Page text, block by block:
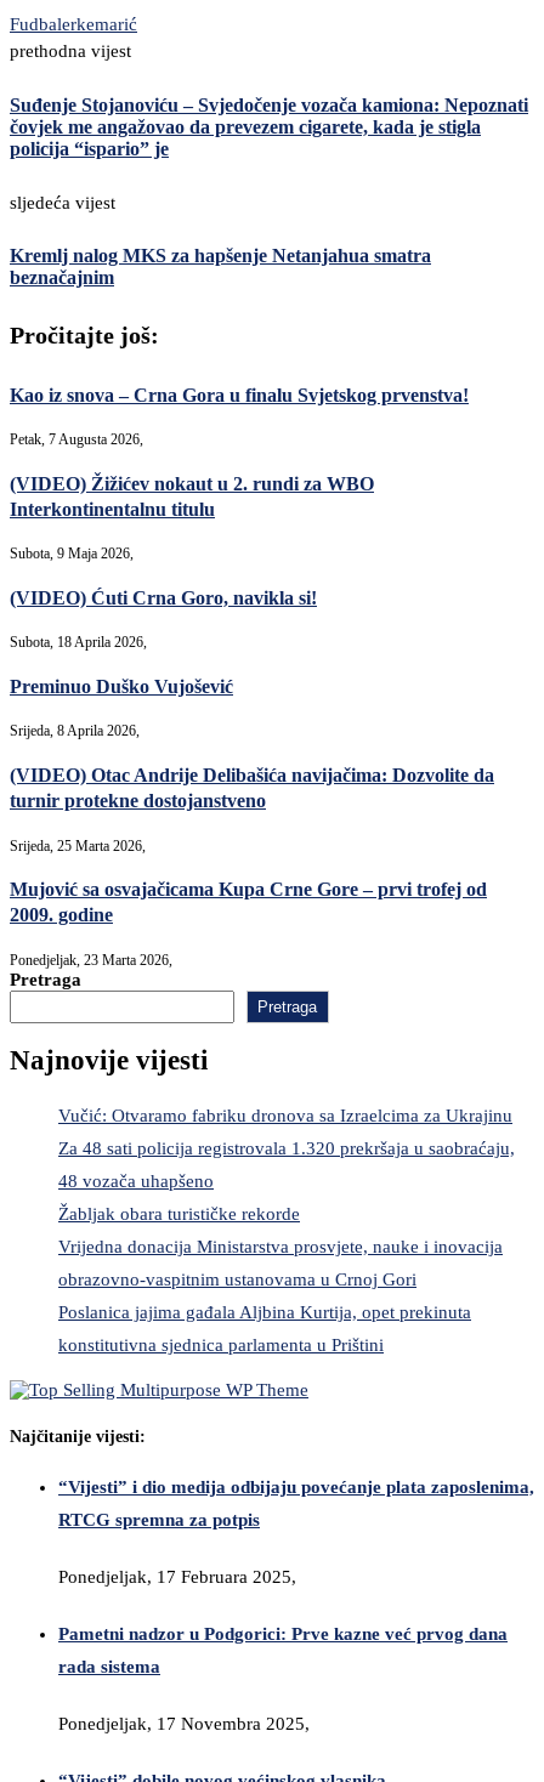
Fudbalerkemarić
prethodna vijest
Suđenje Stojanoviću – Svjedočenje vozača kamiona: Nepoznati
čovjek me angažovao da prevezem cigarete, kada je stigla
policija “ispario” je
sljedeća vijest
Kremlj nalog MKS za hapšenje Netanjahua smatra
beznačajnim
Pročitajte još:
Kao iz snova – Crna Gora u finalu Svjetskog prvenstva!
Petak, 7 Augusta 2026,
(VIDEO) Žižićev nokaut u 2. rundi za WBO
Interkontinentalnu titulu
Subota, 9 Maja 2026,
(VIDEO) Ćuti Crna Goro, navikla si!
Subota, 18 Aprila 2026,
Preminuo Duško Vujošević
Srijeda, 8 Aprila 2026,
(VIDEO) Otac Andrije Delibašića navijačima: Dozvolite da
turnir protekne dostojanstveno
Srijeda, 25 Marta 2026,
Mujović sa osvajačicama Kupa Crne Gore – prvi trofej od
2009. godine
Ponedjeljak, 23 Marta 2026,
Pretraga
Pretraga
Najnovije vijesti
Vučić: Otvaramo fabriku dronova sa Izraelcima za Ukrajinu
Za 48 sati policija registrovala 1.320 prekršaja u saobraćaju,
48 vozača uhapšeno
Žabljak obara turističke rekorde
Vrijedna donacija Ministarstva prosvjete, nauke i inovacija
obrazovno-vaspitnim ustanovama u Crnoj Gori
Poslanica jajima gađala Aljbina Kurtija, opet prekinuta
konstitutivna sjednica parlamenta u Prištini
Najčitanije vijesti:
“Vijesti” i dio medija odbijaju povećanje plata zaposlenima,
RTCG spremna za potpis
Ponedjeljak, 17 Februara 2025,
Pametni nadzor u Podgorici: Prve kazne već prvog dana
rada sistema
Ponedjeljak, 17 Novembra 2025,